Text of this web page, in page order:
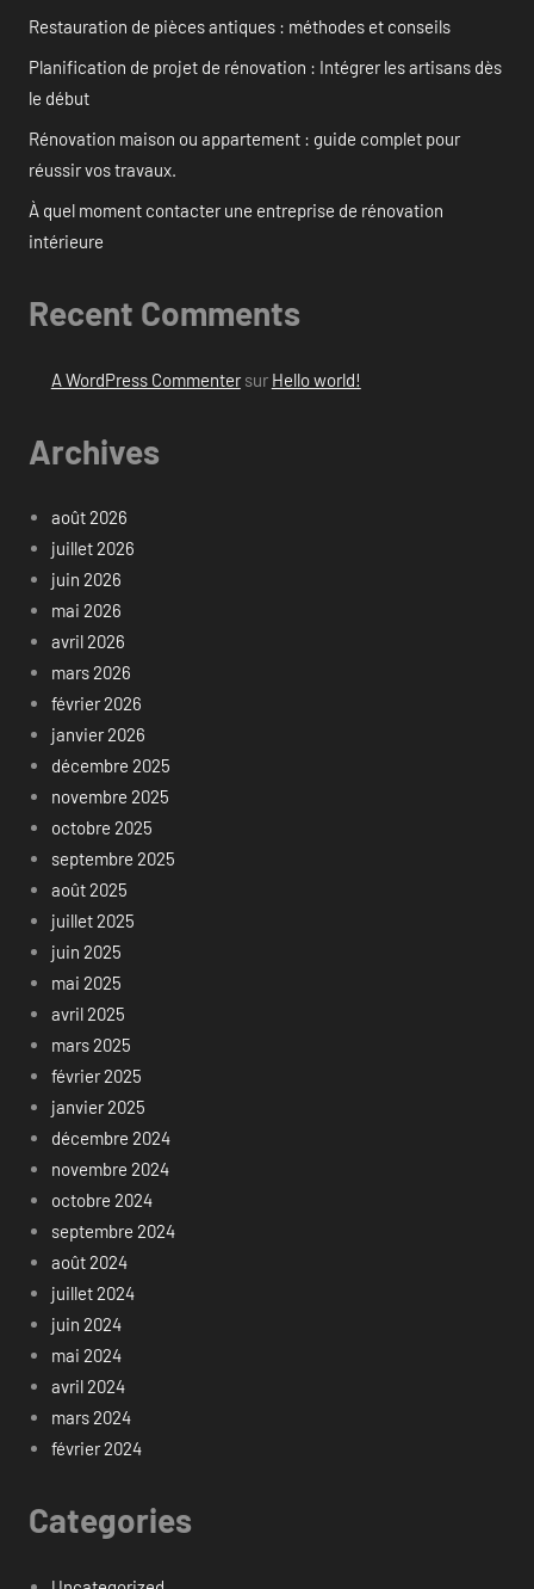
Restauration de pièces antiques : méthodes et conseils
Planification de projet de rénovation : Intégrer les artisans dès
le début
Rénovation maison ou appartement : guide complet pour
réussir vos travaux.
À quel moment contacter une entreprise de rénovation
intérieure
Recent Comments
A WordPress Commentersur Hello world!
Archives
août 2026
juillet 2026
juin 2026
mai 2026
avril 2026
mars 2026
février 2026
janvier 2026
décembre 2025
novembre 2025
octobre 2025
septembre 2025
août 2025
juillet 2025
juin 2025
mai 2025
avril 2025
mars 2025
février 2025
janvier 2025
décembre 2024
novembre 2024
octobre 2024
septembre 2024
août 2024
juillet 2024
juin 2024
mai 2024
avril 2024
mars 2024
février 2024
Categories